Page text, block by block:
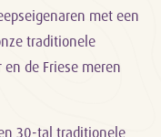
met een
traditionele
de Friese meren
30-tal traditionele